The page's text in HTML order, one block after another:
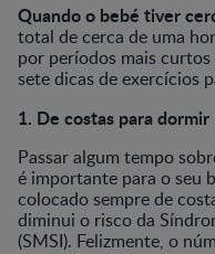
Quando o bebé tiver
total de cerca de uma
por períodos mais
sete dicas de exercícios
1. De costas para dormir
Passar algum tempo
é importante para o seu
colocado sempre de
diminui o risco da
(SMSI). Felizmente, o